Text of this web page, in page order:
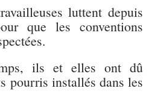
luttent depuis
que les conventions
ils et elles ont dû
pourris installés dans les